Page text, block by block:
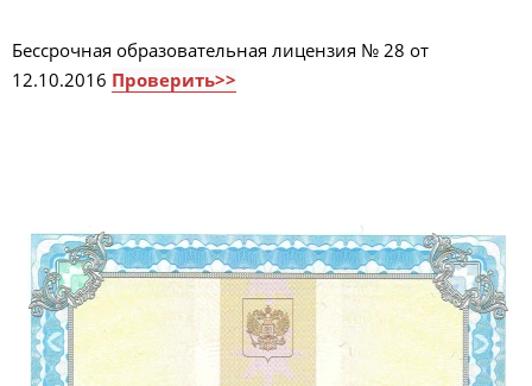
Бессрочная образовательная лицензия № 28 от
12.10.2016 Проверить>>